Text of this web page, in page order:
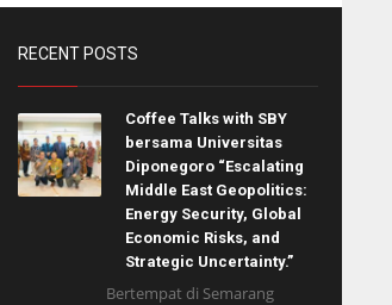
RECENT POSTS
Coffee Talks with SBY
bersama Universitas
Diponegoro “Escalating
Middle East Geopolitics:
Energy Security, Global
Economic Risks, and
Strategic Uncertainty.”
Bertempat di Semarang